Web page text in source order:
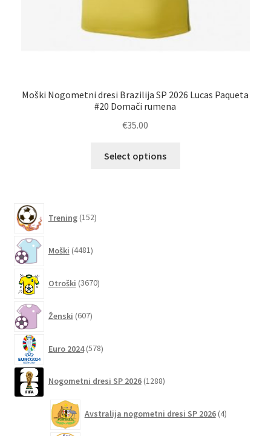
Moški Nogometni dresi Brazilija SP 2026 Lucas Paqueta
#20 Domači rumena
€35.00
Select options
Trening 152izdelkov
Moški 4481izdelkov
Otroški 3670izdelkov
Ženski 607izdelkov
Euro 2024 578izdelkov
Nogometni dresi SP 2026 1288izdelkov
Avstralija nogometni dresi SP 2026 4izdelki